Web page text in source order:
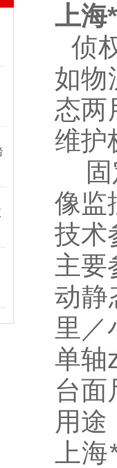
上海
侦
如物
态两
维护
像监
技术
主要
动
里／
单
台面
用
上